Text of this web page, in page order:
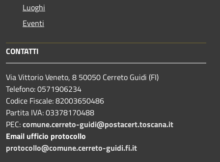
Luoghi
Eventi
CONTATTI
Via Vittorio Veneto, 8 50050 Cerreto Guidi (FI)
Telefono: 0571906234
Codice Fiscale: 82003650486
Partita IVA: 03378170488
PEC:comune.cerreto-guidi@postacert.toscana.it
Email ufficio protocollo
protocollo@comune.cerreto-guidi.fi.it